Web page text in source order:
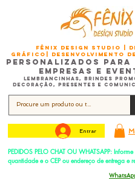
FÊNIX DESIGN STUDIO |
Gráfico| Desenvolvimento
Personalizados para
Empresas e
Lembrancinhas, Brindes
Decoração, Presentes e
PEDIDOS PELO CHAT OU WHATSAPP:
quantidade e o CEP ou endereço de entrega e
Entrar